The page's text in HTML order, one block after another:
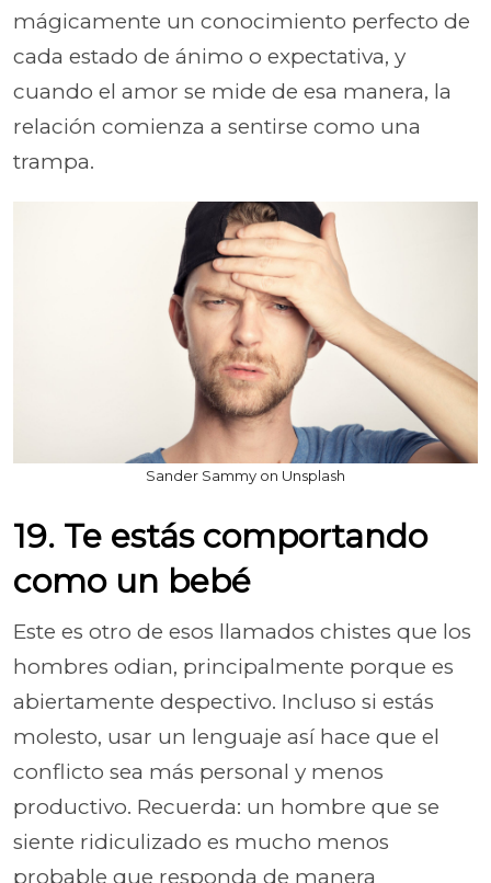
mágicamente un conocimiento perfecto de
cada estado de ánimo o expectativa, y
cuando el amor se mide de esa manera, la
relación comienza a sentirse como una
trampa.
Sander Sammy on Unsplash
19. Te estás comportando
como un bebé
Este es otro de esos llamados chistes que los
hombres odian, principalmente porque es
abiertamente despectivo. Incluso si estás
molesto, usar un lenguaje así hace que el
conflicto sea más personal y menos
productivo. Recuerda: un hombre que se
siente ridiculizado es mucho menos
probable que responda de manera